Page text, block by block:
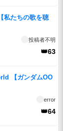
たちの歌を聴
投稿者不明
👑63
【ガンダムOO
error
👑64